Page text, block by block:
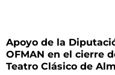
Apoyo de la
OFMAN en el cierre
Teatro Clásico de